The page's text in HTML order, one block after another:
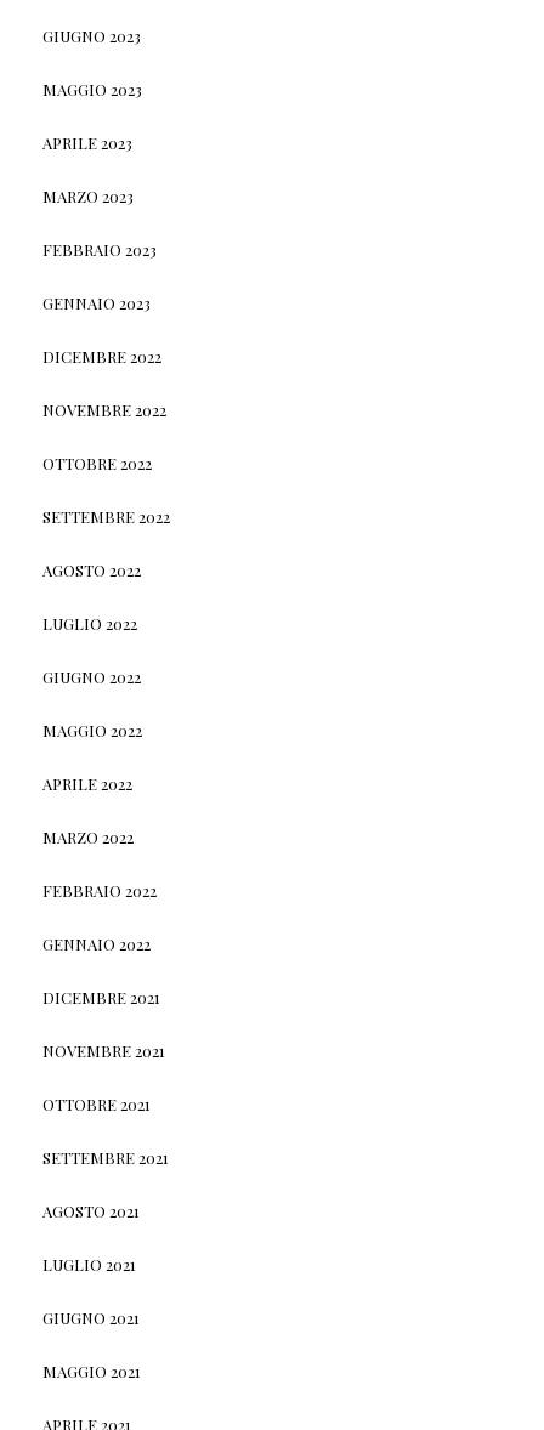
GIUGNO 2023
MAGGIO 2023
APRILE 2023
MARZO 2023
FEBBRAIO 2023
GENNAIO 2023
DICEMBRE 2022
NOVEMBRE 2022
OTTOBRE 2022
SETTEMBRE 2022
AGOSTO 2022
LUGLIO 2022
GIUGNO 2022
MAGGIO 2022
APRILE 2022
MARZO 2022
FEBBRAIO 2022
GENNAIO 2022
DICEMBRE 2021
NOVEMBRE 2021
OTTOBRE 2021
SETTEMBRE 2021
AGOSTO 2021
LUGLIO 2021
GIUGNO 2021
MAGGIO 2021
APRILE 2021